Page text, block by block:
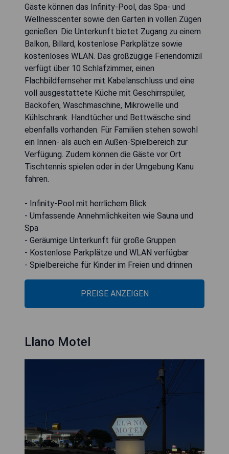
Gäste können das Infinity-Pool, das Spa- und
Wellnesscenter sowie den Garten in vollen Zügen
genießen. Die Unterkunft bietet Zugang zu einem
Balkon, Billard, kostenlose Parkplätze sowie
kostenloses WLAN. Das großzügige Feriendomizil
verfügt über 10 Schlafzimmer, einen
Flachbildfernseher mit Kabelanschluss und eine
voll ausgestattete Küche mit Geschirrspüler,
Backofen, Waschmaschine, Mikrowelle und
Kühlschrank. Handtücher und Bettwäsche sind
ebenfalls vorhanden. Für Familien stehen sowohl
ein Innen- als auch ein Außen-Spielbereich zur
Verfügung. Zudem können die Gäste vor Ort
Tischtennis spielen oder in der Umgebung Kanu
fahren.
- Infinity-Pool mit herrlichem Blick
- Umfassende Annehmlichkeiten wie Sauna und
Spa
- Geräumige Unterkunft für große Gruppen
- Kostenlose Parkplätze und WLAN verfügbar
- Spielbereiche für Kinder im Freien und drinnen
PREISE ANZEIGEN
Llano Motel